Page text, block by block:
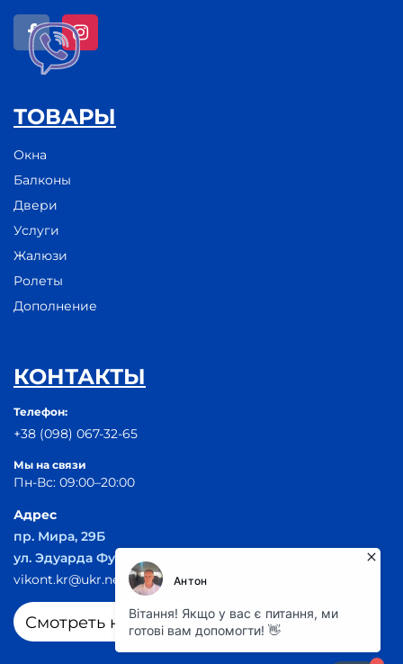
ТОВАРЫ
Окна
Балконы
Двери
Услуги
Жалюзи
Ролеты
Дополнение
КОНТАКТЫ
Телефон:
+38 (098) 067-32-65
Мы на связи
Пн-Вс: 09:00–20:00
Адрес
пр. Мира, 29Б
ул. Эдуарда Фукса 55
vikont.kr@ukr.net
Смотреть на карте